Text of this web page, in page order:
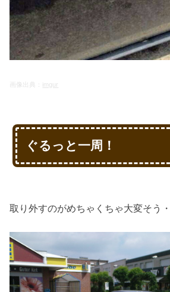
画像出典： imgur
ぐるっと一周！
取り外すのがめちゃくちゃ大変そう